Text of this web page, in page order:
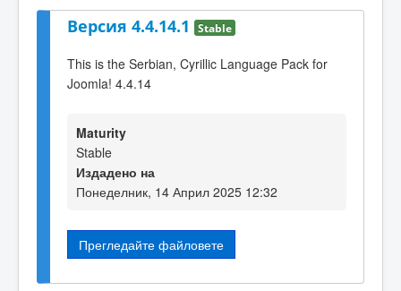
Версия 4.4.14.1 Stable
This is the Serbian, Cyrillic Language Pack for
Joomla! 4.4.14
Maturity
Stable
Издадено на
Понеделник, 14 Април 2025 12:32
Прегледайте файловете